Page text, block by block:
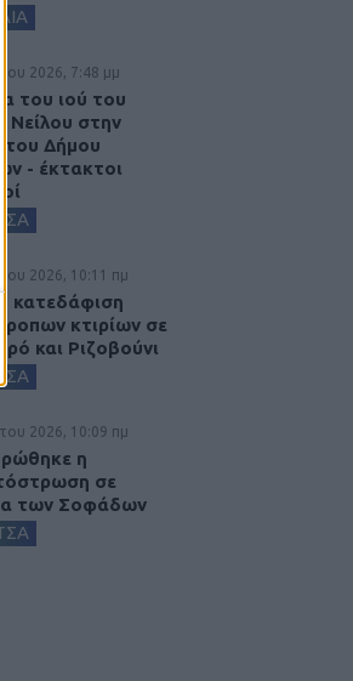
2026, 7:48 μμ
του ιού του
Νείλου στην
του Δήμου
- έκτακτοι
2026, 10:11 πμ
η κατεδάφιση
κτιρίων σε
και Ριζοβούνι
2026, 10:09 πμ
η
σε
των Σοφάδων